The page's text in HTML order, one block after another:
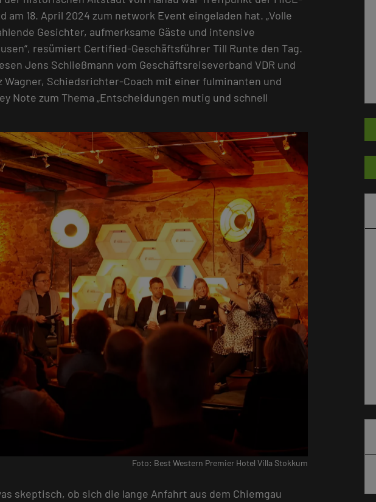
am 18. April 2024 zum network Event eingeladen hat. „Volle
Gesichter, aufmerksame Gäste und intensive
resümiert Certified-Geschäftsführer Till Runte den Tag.
Jens Schließmann vom Geschäftsreiseverband VDR und
Wagner, Schiedsrichter-Coach mit einer fulminanten und
Note zum Thema „Entscheidungen mutig und schnell
Foto: Best Western Premier Hotel Villa Stokkum
skeptisch, ob sich die lange Anfahrt aus dem Chiemgau